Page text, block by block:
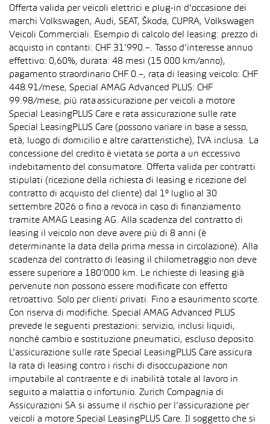
Offerta valida per veicoli elettrici e plug-in d’occasione dei
marchi Volkswagen, Audi, SEAT, Škoda, CUPRA, Volkswagen
Veicoli Commerciali. Esempio di calcolo del leasing: prezzo di
acquisto in contanti: CHF 31’990.–. Tasso d’interesse annuo
effettivo: 0,60%, durata: 48 mesi (15 000 km/anno),
pagamento straordinario CHF 0.–, rata di leasing veicolo: CHF
448.91/mese, Special AMAG Advanced PLUS: CHF
99.98/mese, più rata assicurazione per veicoli a motore
Special LeasingPLUS Care e rata assicurazione sulle rate
Special LeasingPLUS Care (possono variare in base a sesso,
età, luogo di domicilio e altre caratteristiche), IVA inclusa. La
concessione del credito è vietata se porta a un eccessivo
indebitamento del consumatore. Offerta valida per contratti
stipulati (ricezione della richiesta di leasing e ricezione del
contratto di acquisto del cliente) dal 1° luglio al 30
settembre 2026 o fino a revoca in caso di finanziamento
tramite AMAG Leasing AG. Alla scadenza del contratto di
leasing il veicolo non deve avere più di 8 anni (è
determinante la data della prima messa in circolazione). Alla
scadenza del contratto di leasing il chilometraggio non deve
essere superiore a 180’000 km. Le richieste di leasing già
pervenute non possono essere modificate con effetto
retroattivo. Solo per clienti privati. Fino a esaurimento scorte.
Con riserva di modifiche. Special AMAG Advanced PLUS
prevede le seguenti prestazioni: servizio, inclusi liquidi,
nonché cambio e sostituzione pneumatici, escluso deposito.
L’assicurazione sulle rate Special LeasingPLUS Care assicura
la rata di leasing contro i rischi di disoccupazione non
imputabile al contraente e di inabilità totale al lavoro in
seguito a malattia o infortunio. Zurich Compagnia di
Assicurazioni SA si assume il rischio per l’assicurazione per
veicoli a motore Special LeasingPLUS Care. Il soggetto che si